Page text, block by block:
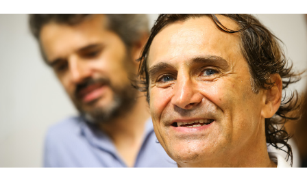
Sport
Mondiali calcio 2026
PODCAST
NEWSLETTER
I MIEI PREFERITI